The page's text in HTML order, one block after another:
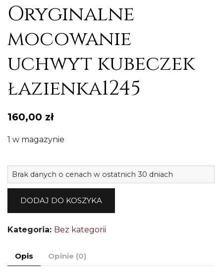
Oryginalne
mocowanie
uchwyt kubeczek
łazienka1245
160,00 zł
1 w magazynie
Brak danych o cenach w ostatnich 30 dniach
DODAJ DO KOSZYKA
Kategoria: Bez kategorii
Opis Opinie (0)